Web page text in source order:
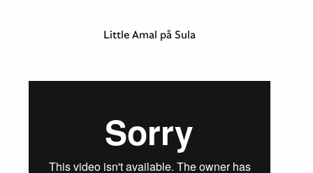
Little Amal på Sula